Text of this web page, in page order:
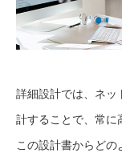
詳細設計では、ネッ
計することで、常に
この設計書からどの